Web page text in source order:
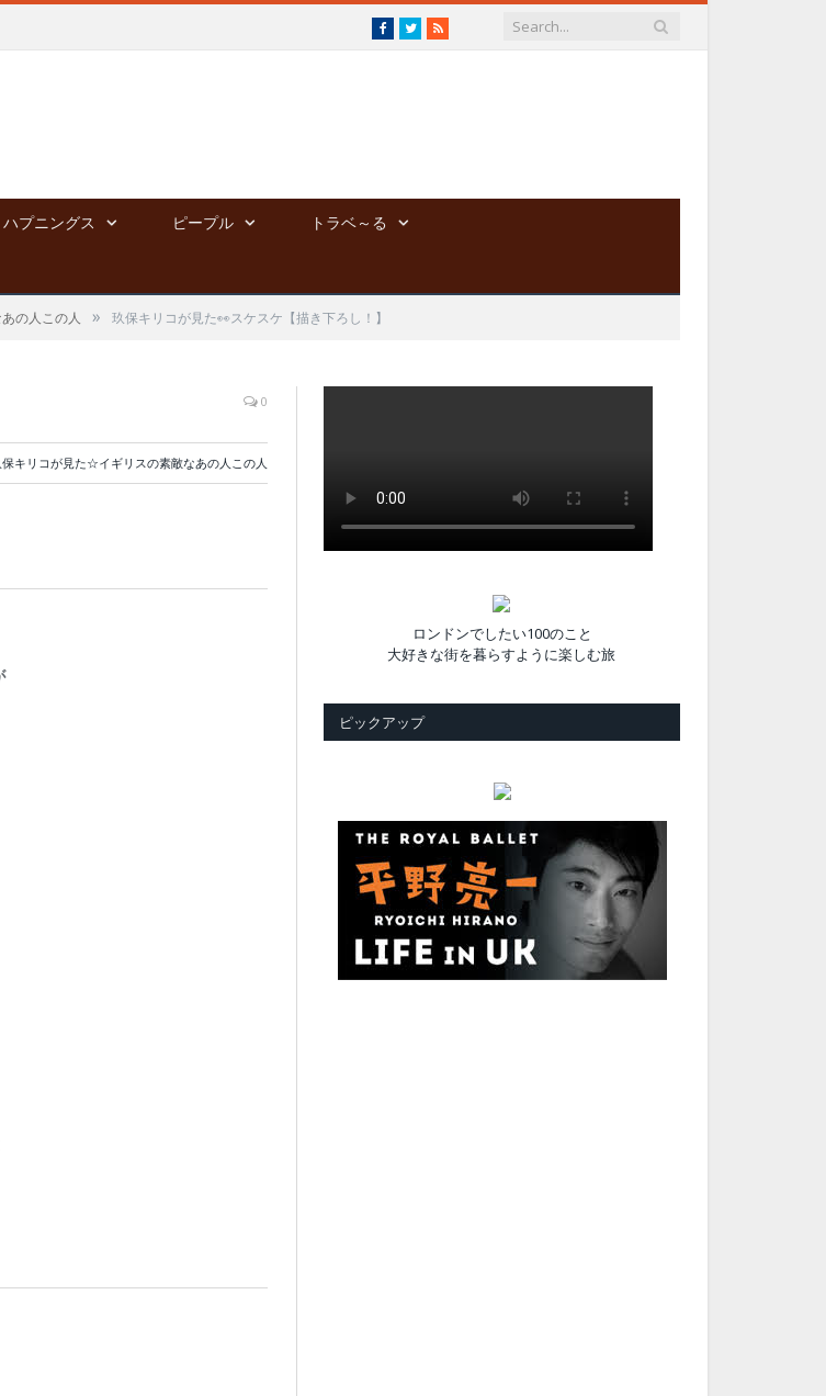
Facebook
TwitterRSS
プニングス ピープル トラベ～る
の人この人 » 玖保キリコが見た👀スケスケ【描き下ろし！】
0
キリコが見た☆イギリスの素敵なあの人この人
ロンドンでしたい100のこと
大好きな街を暮らすように楽しむ旅
ピックアップ